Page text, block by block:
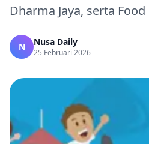
Dharma Jaya, serta
N Nusa Daily
25 Februari 2026